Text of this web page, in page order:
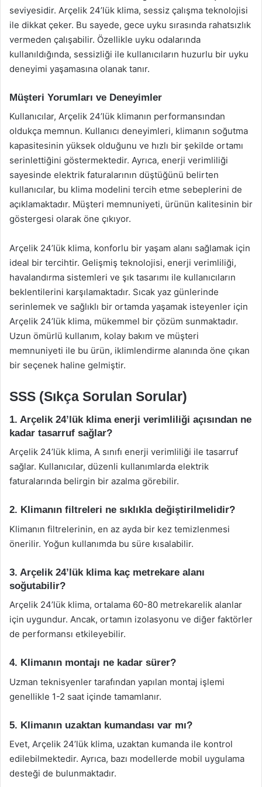
seviyesidir. Arçelik 24’lük klima, sessiz çalışma teknolojisi
ile dikkat çeker. Bu sayede, gece uyku sırasında rahatsızlık
vermeden çalışabilir. Özellikle uyku odalarında
kullanıldığında, sessizliği ile kullanıcıların huzurlu bir uyku
deneyimi yaşamasına olanak tanır.
Müşteri Yorumları ve Deneyimler
Kullanıcılar, Arçelik 24’lük klimanın performansından
oldukça memnun. Kullanıcı deneyimleri, klimanın soğutma
kapasitesinin yüksek olduğunu ve hızlı bir şekilde ortamı
serinlettiğini göstermektedir. Ayrıca, enerji verimliliği
sayesinde elektrik faturalarının düştüğünü belirten
kullanıcılar, bu klima modelini tercih etme sebeplerini de
açıklamaktadır. Müşteri memnuniyeti, ürünün kalitesinin bir
göstergesi olarak öne çıkıyor.
Arçelik 24’lük klima, konforlu bir yaşam alanı sağlamak için
ideal bir tercihtir. Gelişmiş teknolojisi, enerji verimliliği,
havalandırma sistemleri ve şık tasarımı ile kullanıcıların
beklentilerini karşılamaktadır. Sıcak yaz günlerinde
serinlemek ve sağlıklı bir ortamda yaşamak isteyenler için
Arçelik 24’lük klima, mükemmel bir çözüm sunmaktadır.
Uzun ömürlü kullanım, kolay bakım ve müşteri
memnuniyeti ile bu ürün, iklimlendirme alanında öne çıkan
bir seçenek haline gelmiştir.
SSS (Sıkça Sorulan Sorular)
1. Arçelik 24’lük klima enerji verimliliği açısından ne
kadar tasarruf sağlar?
Arçelik 24’lük klima, A sınıfı enerji verimliliği ile tasarruf
sağlar. Kullanıcılar, düzenli kullanımlarda elektrik
faturalarında belirgin bir azalma görebilir.
2. Klimanın filtreleri ne sıklıkla değiştirilmelidir?
Klimanın filtrelerinin, en az ayda bir kez temizlenmesi
önerilir. Yoğun kullanımda bu süre kısalabilir.
3. Arçelik 24’lük klima kaç metrekare alanı
soğutabilir?
Arçelik 24’lük klima, ortalama 60-80 metrekarelik alanlar
için uygundur. Ancak, ortamın izolasyonu ve diğer faktörler
de performansı etkileyebilir.
4. Klimanın montajı ne kadar sürer?
Uzman teknisyenler tarafından yapılan montaj işlemi
genellikle 1-2 saat içinde tamamlanır.
5. Klimanın uzaktan kumandası var mı?
Evet, Arçelik 24’lük klima, uzaktan kumanda ile kontrol
edilebilmektedir. Ayrıca, bazı modellerde mobil uygulama
desteği de bulunmaktadır.